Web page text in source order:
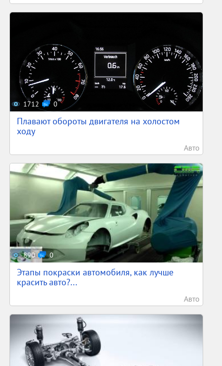
1712 0
Плавают обороты двигателя на холостом
ходу
Авто
890 0
Этапы покраски автомобиля, как лучше
красить авто?...
Авто